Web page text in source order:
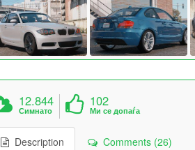
12.844
Симнато
102
Ми се допаѓа
Description Comments (26)